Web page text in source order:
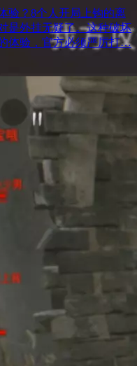
验？8个人开局上钩的离
是外挂无疑了。这种破坏
体验，官方必须严厉打…